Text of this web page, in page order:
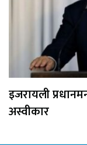
इजरायली
अस्वीकार